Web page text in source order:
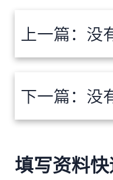
上一篇：没
下一篇：没
填写资料